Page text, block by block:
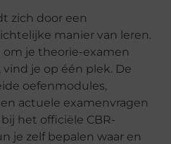
zich door een
manier van leren.
je theorie-examen
je op één plek. De
oefenmodules,
actuele examenvragen
het officiële CBR-
je zelf bepalen waar en